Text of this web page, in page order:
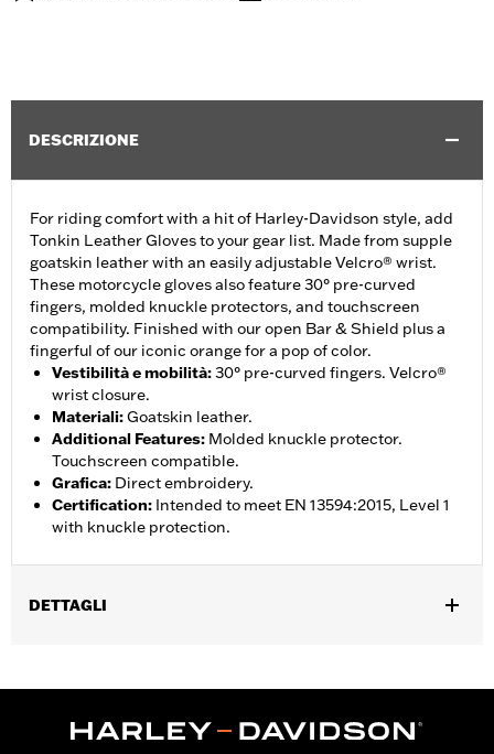
DESCRIZIONE
For riding comfort with a hit of Harley-Davidson style, add
Tonkin Leather Gloves to your gear list. Made from supple
goatskin leather with an easily adjustable Velcro® wrist.
These motorcycle gloves also feature 30° pre-curved
fingers, molded knuckle protectors, and touchscreen
compatibility. Finished with our open Bar & Shield plus a
fingerful of our iconic orange for a pop of color.
Vestibilità e mobilità:30° pre-curved fingers. Velcro®
wrist closure.
Materiali:Goatskin leather.
Additional Features: Molded knuckle protector.
Touchscreen compatible.
Grafica: Direct embroidery.
Certification: Intended to meet EN 13594:2015, Level 1
with knuckle protection.
DETTAGLI
Caratteristiche funzionali:Dita precurvate,Compatibile con
GARANZIA:2 year limited warranty – Go towww.h-